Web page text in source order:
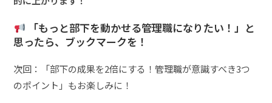
「もっと部下を動かせる管理職になりたい！」と
思ったら、ブックマークを！
次回：「部下の成果を2倍にする！管理職が意識すべき3つ
のポイント」もお楽しみに！